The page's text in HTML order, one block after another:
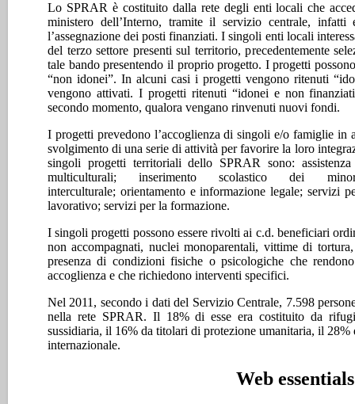
Lo SPRAR è costituito dalla rete degli enti locali che
ministero dell’Interno, tramite il servizio centrale,
l’assegnazione dei posti finanziati. I singoli enti locali
del terzo settore presenti sul territorio, precedentemente
tale bando presentendo il proprio progetto. I progetti
“non idonei”. In alcuni casi i progetti vengono ritenuti
vengono attivati. I progetti ritenuti “idonei e non
secondo momento, qualora vengano rinvenuti nuovi fondi.
I progetti prevedono l’accoglienza di singoli e/o famiglie in
svolgimento di una serie di attività per favorire la loro
singoli progetti territoriali dello SPRAR sono: assistenza
multiculturali; inserimento scolastico dei
interculturale; orientamento e informazione legale; servizi
lavorativo; servizi per la formazione.
I singoli progetti possono essere rivolti ai c.d. beneficiari
non accompagnati, nuclei monoparentali, vittime di
presenza di condizioni fisiche o psicologiche che
accoglienza e che richiedono interventi specifici.
Nel 2011, secondo i dati del Servizio Centrale, 7.598
nella rete SPRAR. Il 18% di esse era costituito da
sussidiaria, il 16% da titolari di protezione umanitaria, il
internazionale.
Web essentials